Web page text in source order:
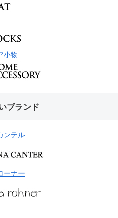
小物
ブランド
ンテル
ーナー